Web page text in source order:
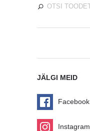
JÄLGI MEID
Facebook
Instagram